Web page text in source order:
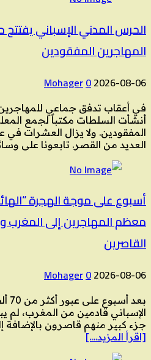
الحرس المدني الإسباني يفتتح
المهاجرين المفقودين
2026-08-06
Mohager0
في أعقاب تدفق جماعي
أنشأت السلطات مكتباً لجمع
المفقودين. ولا يزال العشرات في
العديد من القصر. تابعونا على
أسبوع على موجة الهجرة
معظم المهاجرين إلى
القاصرين
2026-08-06
Mohager0
جزء كبير منهم قاصرون بالإضافة
[اقرأ المزيد….]